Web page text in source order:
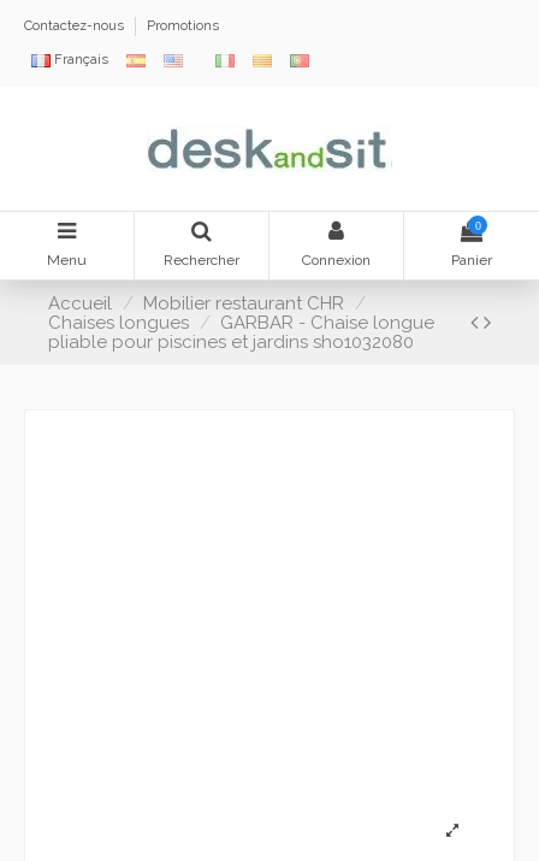
Contactez-nous Promotions
Français
Menu Rechercher Connexion
0
Panier
Accueil
Mobilier restaurant CHR
Chaises longues
GARBAR - Chaise longue
pliable pour piscines et jardins sho1032080